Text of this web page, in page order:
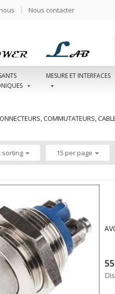
Nous contacter
MESURE ET INTERFACES
COMMUTATEURS,
sorting 15 per page